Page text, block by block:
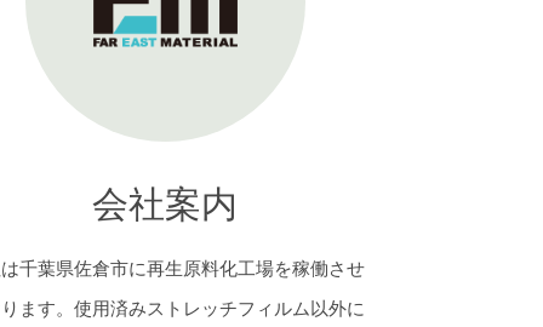
会社案内
千葉県佐倉市に再生原料化工場を稼働させ
ます。使用済みストレッチフィルム以外に